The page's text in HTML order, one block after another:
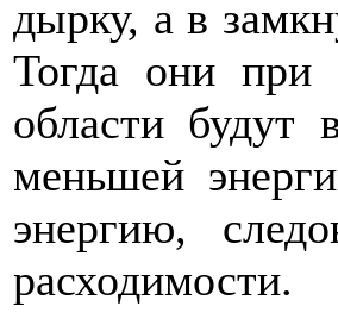
дырку, а в
Тогда они при
области будут
меньшей
энергию,
расходимости.